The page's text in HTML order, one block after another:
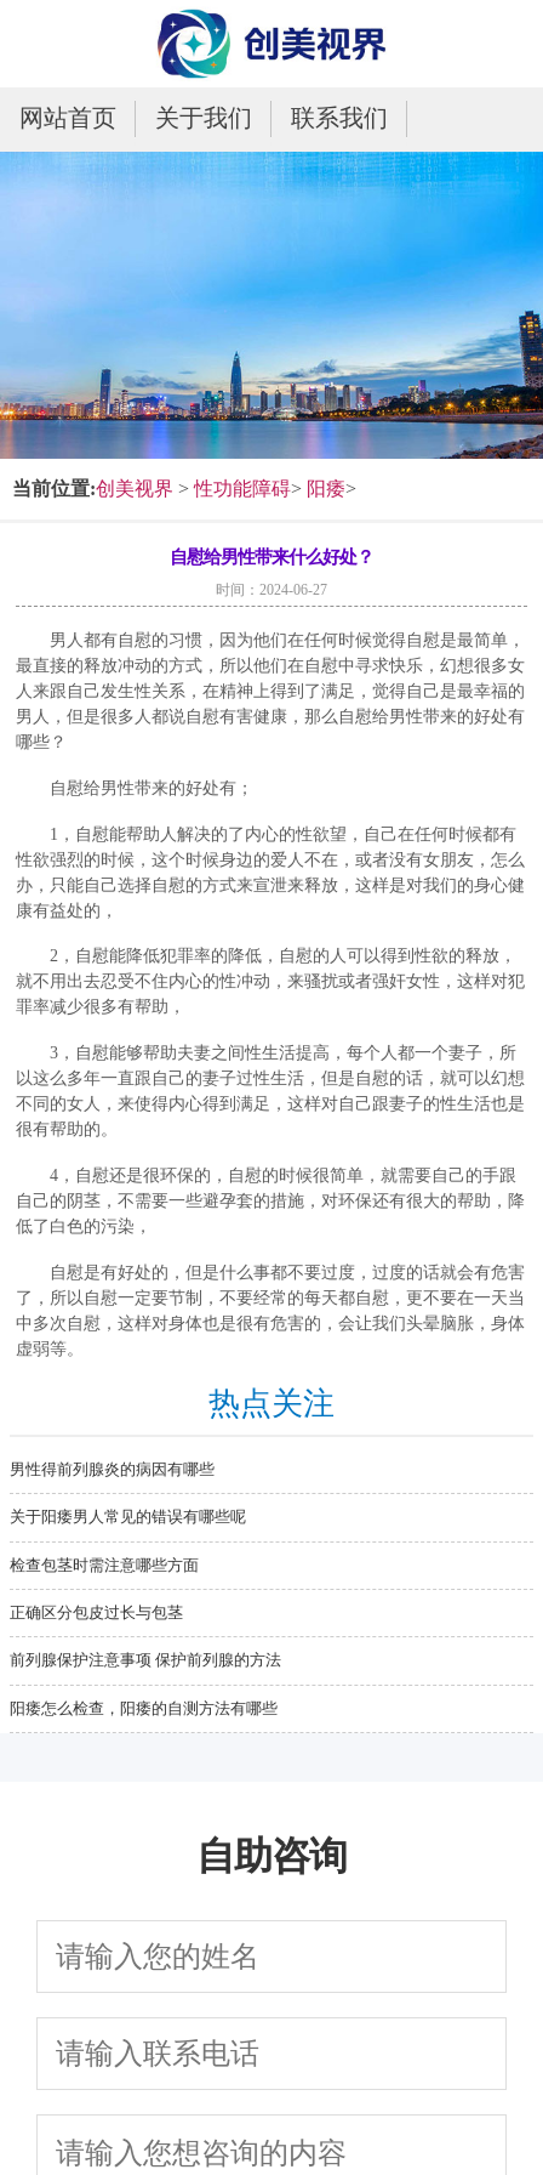
网站首页 关于我们 联系我们
当前位置:创美视界 >性功能障碍> 阳痿>
自慰给男性带来什么好处？
时间：2024-06-27
男人都有自慰的习惯，因为他们在任何时候觉得自慰是最简单，
最直接的释放冲动的方式，所以他们在自慰中寻求快乐，幻想很多女
人来跟自己发生性关系，在精神上得到了满足，觉得自己是最幸福的
男人，但是很多人都说自慰有害健康，那么自慰给男性带来的好处有
哪些？
自慰给男性带来的好处有；
1，自慰能帮助人解决的了内心的性欲望，自己在任何时候都有
性欲强烈的时候，这个时候身边的爱人不在，或者没有女朋友，怎么
办，只能自己选择自慰的方式来宣泄来释放，这样是对我们的身心健
康有益处的，
2，自慰能降低犯罪率的降低，自慰的人可以得到性欲的释放，
就不用出去忍受不住内心的性冲动，来骚扰或者强奸女性，这样对犯
罪率减少很多有帮助，
3，自慰能够帮助夫妻之间性生活提高，每个人都一个妻子，所
以这么多年一直跟自己的妻子过性生活，但是自慰的话，就可以幻想
不同的女人，来使得内心得到满足，这样对自己跟妻子的性生活也是
很有帮助的。
4，自慰还是很环保的，自慰的时候很简单，就需要自己的手跟
自己的阴茎，不需要一些避孕套的措施，对环保还有很大的帮助，降
低了白色的污染，
自慰是有好处的，但是什么事都不要过度，过度的话就会有危害
了，所以自慰一定要节制，不要经常的每天都自慰，更不要在一天当
中多次自慰，这样对身体也是很有危害的，会让我们头晕脑胀，身体
虚弱等。
热点关注
男性得前列腺炎的病因有哪些
关于阳痿男人常见的错误有哪些呢
检查包茎时需注意哪些方面
正确区分包皮过长与包茎
前列腺保护注意事项 保护前列腺的方法
阳痿怎么检查，阳痿的自测方法有哪些
自助咨询